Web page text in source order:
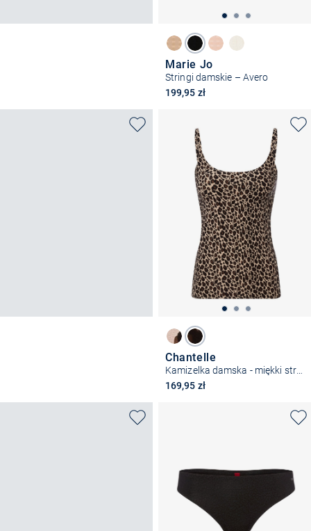
Marie Jo
Stringi damskie – Avero
199,95 zł
Chantelle
Kamizelka damska - miękki stretch
169,95 zł